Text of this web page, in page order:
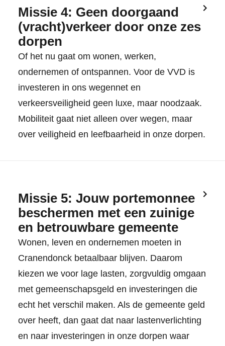
Missie 4: Geen doorgaand
(vracht)verkeer door onze zes
dorpen
Of het nu gaat om wonen, werken,
ondernemen of ontspannen. Voor de VVD is
investeren in ons wegennet en
verkeersveiligheid geen luxe, maar noodzaak.
Mobiliteit gaat niet alleen over wegen, maar
over veiligheid en leefbaarheid in onze dorpen.
Missie 5: Jouw portemonnee
beschermen met een zuinige
en betrouwbare gemeente
Wonen, leven en ondernemen moeten in
Cranendonck betaalbaar blijven. Daarom
kiezen we voor lage lasten, zorgvuldig omgaan
met gemeenschapsgeld en investeringen die
echt het verschil maken. Als de gemeente geld
over heeft, dan gaat dat naar lastenverlichting
en naar investeringen in onze dorpen waar